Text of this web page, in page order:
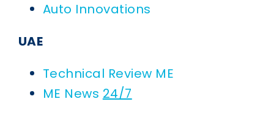
Auto Innovations
UAE
Technical Review ME
ME News 24/7